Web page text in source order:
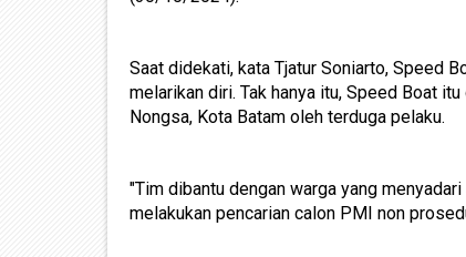
Saat didekati, kata Tjatur Soniarto, Speed
melarikan diri. Tak hanya itu, Speed Boat
Nongsa, Kota Batam oleh terduga pelaku.
"Tim dibantu dengan warga yang
melakukan pencarian calon PMI non